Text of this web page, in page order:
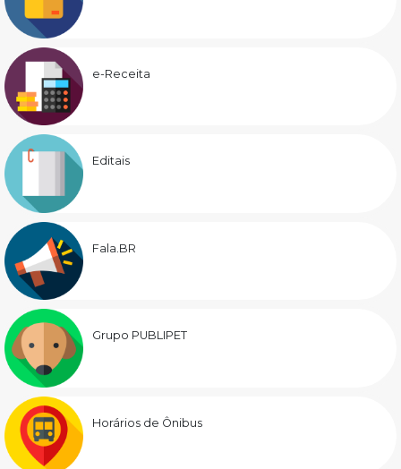
e-Receita
Editais
Fala.BR
Grupo PUBLIPET
Horários de Ônibus